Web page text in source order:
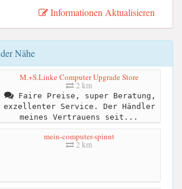
Informationen Aktualisieren
Nähe
M.+S.Linke Computer Upgrade Store
2 km
Faire Preise, super Beratung,
exzellenter Service. Der Händler
meines Vertrauens seit...
mein-computer-spinnt
2 km